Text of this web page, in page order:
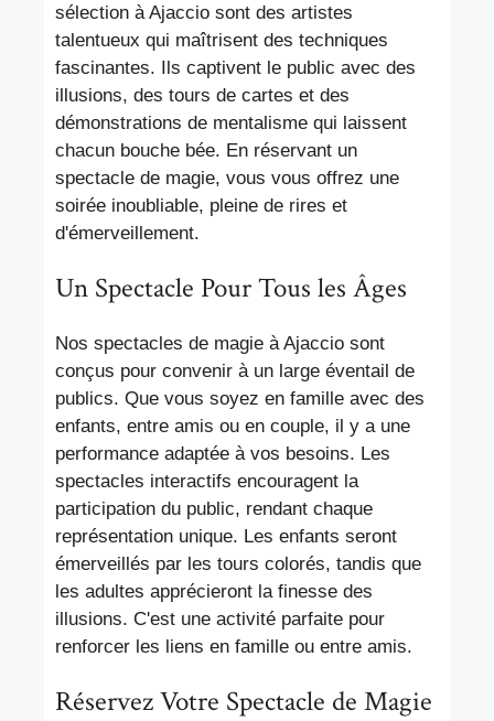
sélection à Ajaccio sont des artistes
talentueux qui maîtrisent des techniques
fascinantes. Ils captivent le public avec des
illusions, des tours de cartes et des
démonstrations de mentalisme qui laissent
chacun bouche bée. En réservant un
spectacle de magie, vous vous offrez une
soirée inoubliable, pleine de rires et
d'émerveillement.
Un Spectacle Pour Tous les Âges
Nos spectacles de magie à Ajaccio sont
conçus pour convenir à un large éventail de
publics. Que vous soyez en famille avec des
enfants, entre amis ou en couple, il y a une
performance adaptée à vos besoins. Les
spectacles interactifs encouragent la
participation du public, rendant chaque
représentation unique. Les enfants seront
émerveillés par les tours colorés, tandis que
les adultes apprécieront la finesse des
illusions. C'est une activité parfaite pour
renforcer les liens en famille ou entre amis.
Réservez Votre Spectacle de Magie